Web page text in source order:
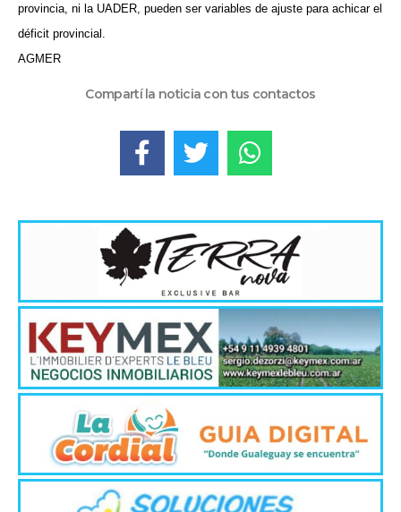
provincia, ni la UADER, pueden ser variables de ajuste para achicar el
déficit provincial.
AGMER
Compartí la noticia con tus contactos